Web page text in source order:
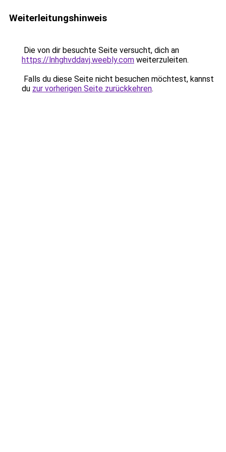
Weiterleitungshinweis
Die von dir besuchte Seite versucht, dich an
https://lnhghvddavj.weebly.com weiterzuleiten.
Falls du diese Seite nicht besuchen möchtest, kannst
du zur vorherigen Seite zurückkehren.